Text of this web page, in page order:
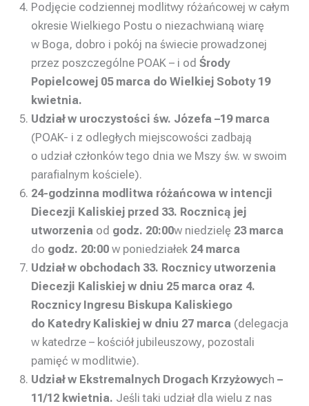
Podjęcie codziennej modlitwy różańcowej w całym
okresie Wielkiego Postu o niezachwianą wiarę
w Boga, dobro i pokój na świecie prowadzonej
przez poszczególne POAK – i odŚrody
Popielcowej 05 marca do Wielkiej Soboty 19
kwietnia.
Udział w uroczystości św. Józefa –19 marca
(POAK- i z odległych miejscowości zadbają
o udział członków tego dnia we Mszy św. w swoim
parafialnym kościele).
24-godzinna modlitwa różańcowa w intencji
Diecezji Kaliskiej przed 33. Rocznicą jej
utworzenia od godz. 20:00w niedzielę 23 marca
do godz. 20:00w poniedziałek 24 marca
Udział w obchodach 33. Rocznicy utworzenia
Diecezji Kaliskiej w dniu 25 marca oraz 4.
Rocznicy Ingresu Biskupa Kaliskiego
do Katedry Kaliskiej w dniu 27 marca (delegacja
w katedrze – kościół jubileuszowy, pozostali
pamięć w modlitwie).
Udział w Ekstremalnych Drogach Krzyżowych –
11/12 kwietnia. Jeśli taki udział dla wielu z nas